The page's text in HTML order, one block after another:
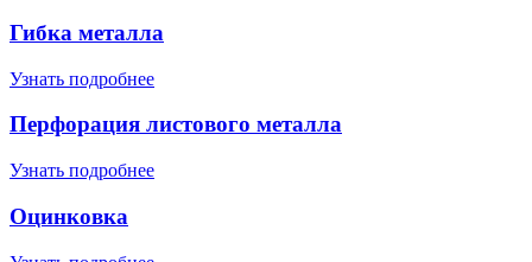
Гибка металла
Узнать подробнее
Перфорация листового металла
Узнать подробнее
Оцинковка